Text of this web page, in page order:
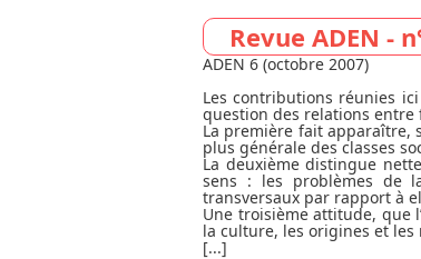
Revue ADEN -
ADEN 6 (octobre 2007)
Les contributions réunies
question des relations entre
La première fait apparaître,
plus générale des classes
La deuxième distingue
sens : les problèmes de
transversaux par rapport à
Une troisième attitude, que
la culture, les origines et
[...]